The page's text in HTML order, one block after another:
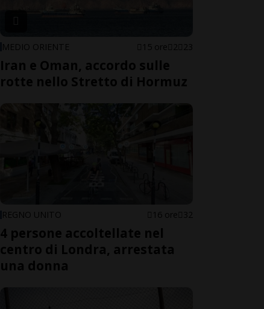
MEDIO ORIENTE 15 ore 2 23
Iran e Oman, accordo sulle
rotte nello Stretto di Hormuz
REGNO UNITO 16 ore 32
4 persone accoltellate nel
centro di Londra, arrestata
una donna